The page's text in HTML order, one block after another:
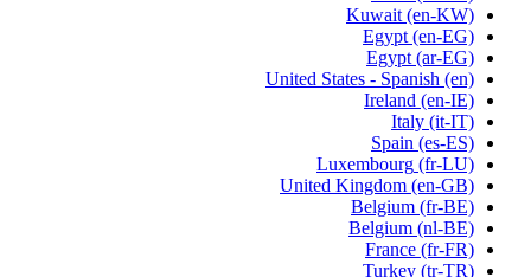
Kuwait (en-KW)
Egypt (en-EG)
Egypt (ar-EG)
United States - Spanish (en)
Ireland (en-IE)
Italy (it-IT)
Spain (es-ES)
Luxembourg (fr-LU)
United Kingdom (en-GB)
Belgium (fr-BE)
Belgium (nl-BE)
France (fr-FR)
Turkey (tr-TR)